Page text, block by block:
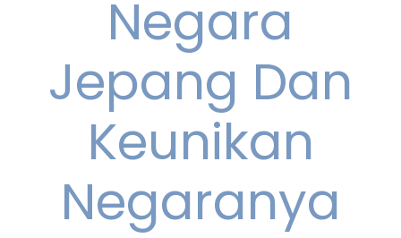
Negara
Jepang Dan
Keunikan
Negaranya